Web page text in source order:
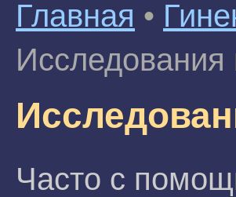
Главная •
Исследования
Часто с